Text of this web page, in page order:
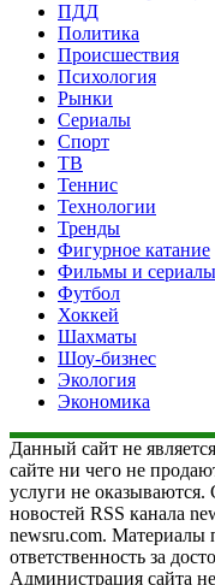
ПДД
Политика
Происшествия
Психология
Рынки
Сериалы
Спорт
ТВ
Теннис
Технологии
Тренды
Фигурное катание
Фильмы и сериалы
Футбол
Хоккей
Шахматы
Шоу-бизнес
Экология
Экономика
Данный сайт не
сайте ни чего не
услуги не оказываются.
новостей RSS канала
newsru.com. Материалы
ответственность за
Администрация сайта